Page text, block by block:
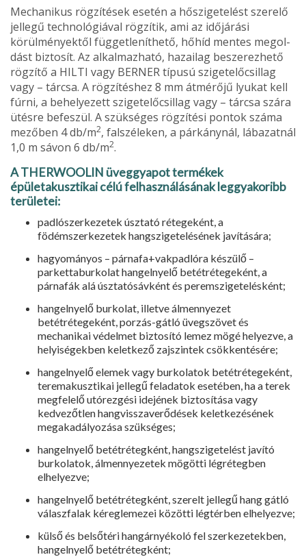
Mechanikus rögzítések esetén a hő­szigetelést szerelő
jellegű technológiával rögzítik, ami az időjárási
körülmények­től függetleníthető, hőhíd mentes megol­
dást biztosít. Az alkalmazható, hazailag beszerezhető
rögzítő a HILTI vagy BERNER típusú szigetelőcsillag
vagy – tárcsa. A rögzítéshez 8 mm átmérőjű lyukat kell
fúrni, a behelyezett szigetelő­csillag vagy – tárcsa szára
ütésre befeszül. A szükséges rögzítési pontok száma
me­zőben 4 db/m2, falszéleken, a párkány­nál, lábazatnál
1,0 m sávon 6 db/m2.
A THERWOOLIN üveggyapot ter­mékek
épületakusztikai célú felhaszná­lásának leggyakoribb
területei:
padlószerkezetek úsztató rétegeként, a
födémszerkezetek hangszigetelésé­nek javítására;
hagyományos – párnafa+vakpadlóra készülő –
parkettaburkolat hangel­nyelő betétrétegeként, a
párnafák alá úsztatósávként és peremszigetelés­ként;
hangelnyelő burkolat, illetve ál­mennyezet
betétrétegeként, porzás-gátló üvegszövet és
mechanikai vé­delmet biztosító lemez mögé helyez­ve, a
helyiségekben keletkező zaj­szintek csökkentésére;
hangelnyelő elemek vagy burkolatok betétrétegeként,
teremakusztikai jel­legű feladatok esetében, ha a terek
megfelelő utórezgési idejének bizto­sítása vagy
kedvezőtlen hangvissza­verődések keletkezésének
megaka­dályozása szükséges;
hangelnyelő betétrétegként, hangszi­getelést javító
burkolatok, álmennye­zetek mögötti légrétegben
elhelyez­ve;
hangelnyelő betétrétegként, szerelt jellegű hang gátló
válaszfalak kéreg­lemezei közötti légtérben elhelyezve;
külső és belsőtéri hangárnyékoló fel szerkezetekben,
hangelnyelő betétré­tegként;